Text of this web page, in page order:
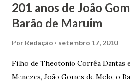
201 anos de João
Barão de Maruim
Por Redação setembro 17, 2010
Filho de Theotonio Corrêa Dantas
Menezes, João Gomes de Melo, o